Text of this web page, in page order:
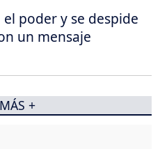
poder y se despide
un mensaje
+